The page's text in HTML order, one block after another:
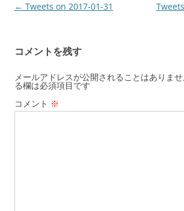
投
ビ
ゲ
ー
シ
← Tweets on 2017-01-31
コメントを残す
メールアドレスが公開されることはありませ
る欄は必須項目です
コメント ※